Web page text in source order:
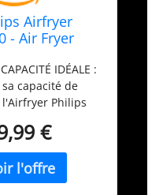
Airfryer
- Air Fryer
tactile, Noir
IDÉALE :
sa capacité de
l'Airfryer Philips
tous les repas de
Peut contenir
1400 grammes
10 pilons
€